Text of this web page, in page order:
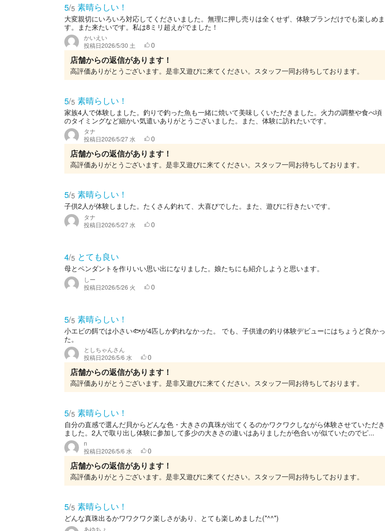
5/5 素晴らしい！
大変親切にいろいろ対応してくださいました。無理に押し売りは全くせず、体験プランだけでも楽しめま
す。また来たいです。私は8ミリ超えがでました！
かいえい
投稿日2026/5/30 土 0
店舗からの返信があります！
高評価ありがとうございます。是非又遊びに来てください。スタッフ一同お待ちしております。
5/5 素晴らしい！
家族4人で体験しました。釣りで釣った魚も一緒に焼いて美味しくいただきました。火力の調整や食べ頃
のタイミングなど細かい気遣いありがとうございました。また、体験に訪れたいです。
タナ
投稿日2026/5/27 水 0
店舗からの返信があります！
高評価ありがとうございます。是非又遊びに来てください。スタッフ一同お待ちしております。
5/5 素晴らしい！
子供2人が体験しました。たくさん釣れて、大喜びでした。また、遊びに行きたいです。
タナ
投稿日2026/5/27 水 0
4/5 とても良い
母とペンダントを作りいい思い出になりました。娘たちにも紹介しようと思います。
しー
投稿日2026/5/26 火 0
5/5 素晴らしい！
小エビの餌では小さい🐟が4匹しか釣れなかった。 でも、子供達の釣り体験デビューにはちょうど良かっ
た。
としちゃんさん
投稿日2026/5/6 水 0
店舗からの返信があります！
高評価ありがとうございます。是非又遊びに来てください。スタッフ一同お待ちしております。
5/5 素晴らしい！
自分の直感で選んだ貝からどんな色・大きさの真珠が出てくるのかワクワクしながら体験させていただき
ました。2人で取り出し体験に参加して多少の大きさの違いはありましたが色合いが似ていたのでピ...
n
投稿日2026/5/6 水 0
店舗からの返信があります！
高評価ありがとうございます。是非又遊びに来てください。スタッフ一同お待ちしております。
5/5 素晴らしい！
どんな真珠出るかワワクワク楽しさがあり、とても楽しめました(*^^*)
あゆちょ